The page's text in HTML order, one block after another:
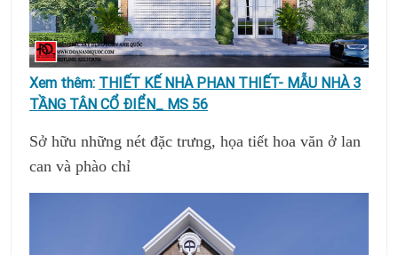
Xem thêm: THIẾT KẾ NHÀ PHAN THIẾT- MẪU NHÀ 3
TẦNG TÂN CỔ ĐIỂN_ MS 56
Sở hữu những nét đặc trưng, họa tiết hoa văn ở lan
can và phào chỉ